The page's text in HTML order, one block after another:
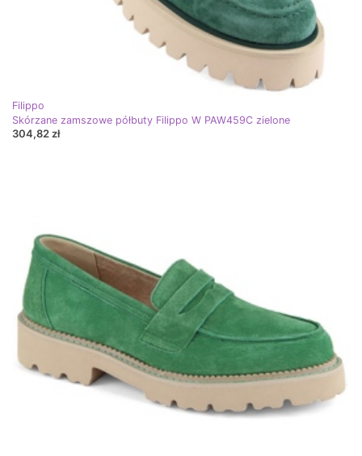
Filippo
Skórzane zamszowe półbuty Filippo W PAW459C zielone
304,82 zł